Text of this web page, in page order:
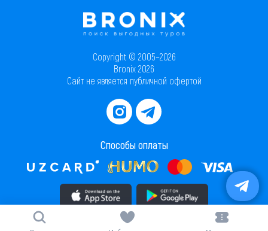
Copyright © 2005–2026
Bronix 2026
Сайт не является публичной офертой
Способы оплаты
Скачать приложение в AppStore Скачать приложение в PlayMarket
Карта сайта